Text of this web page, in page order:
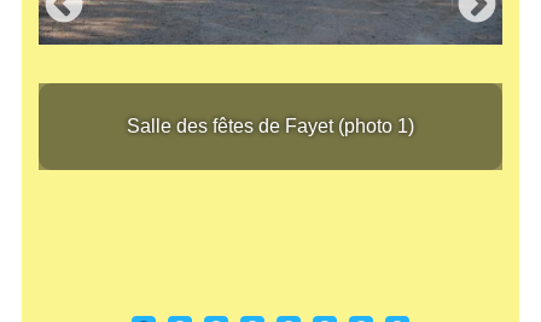
Salle des fêtes de Fayet (photo 1)
Salle des fêtes de Fayet (photo 1)